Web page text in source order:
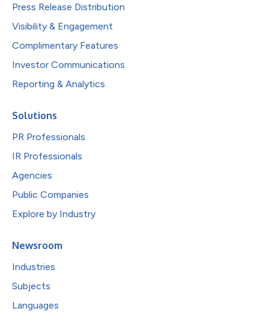
Press Release Distribution
Visibility & Engagement
Complimentary Features
Investor Communications
Reporting & Analytics
Solutions
PR Professionals
IR Professionals
Agencies
Public Companies
Explore by Industry
Newsroom
Industries
Subjects
Languages